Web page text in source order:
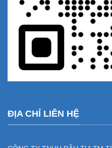
ĐỊA CHỈ LIÊN HỆ